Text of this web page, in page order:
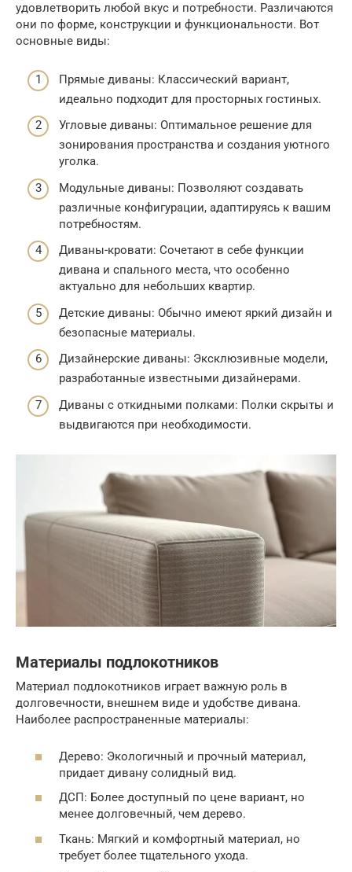
удовлетворить любой вкус и потребности. Различаются
они по форме, конструкции и функциональности. Вот
основные виды:
Прямые диваны: Классический вариант,
идеально подходит для просторных гостиных.
Угловые диваны: Оптимальное решение для
зонирования пространства и создания уютного
уголка.
Модульные диваны: Позволяют создавать
различные конфигурации, адаптируясь к вашим
потребностям.
Диваны-кровати: Сочетают в себе функции
дивана и спального места, что особенно
актуально для небольших квартир.
Детские диваны: Обычно имеют яркий дизайн и
безопасные материалы.
Дизайнерские диваны: Эксклюзивные модели,
разработанные известными дизайнерами.
Диваны с откидными полками: Полки скрыты и
выдвигаются при необходимости.
Материалы подлокотников
Материал подлокотников играет важную роль в
долговечности, внешнем виде и удобстве дивана.
Наиболее распространенные материалы:
Дерево: Экологичный и прочный материал,
придает дивану солидный вид.
ДСП: Более доступный по цене вариант, но
менее долговечный, чем дерево.
Ткань: Мягкий и комфортный материал, но
требует более тщательного ухода.